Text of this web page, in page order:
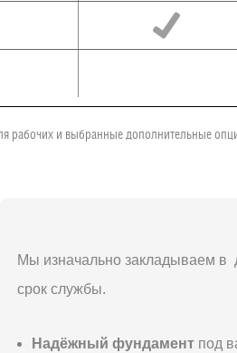
рабочих и выбранные дополнительные
Мы изначально закладываем в
срок службы.
Надёжный фундамент под